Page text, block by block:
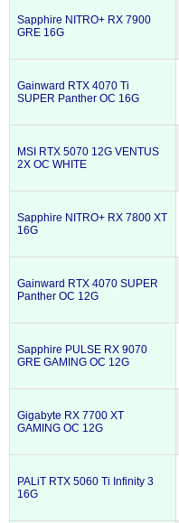
Sapphire NITRO+ RX 7900
GRE 16G
Gainward RTX 4070 Ti
SUPER Panther OC 16G
MSI RTX 5070 12G VENTUS
2X OC WHITE
Sapphire NITRO+ RX 7800 XT
16G
Gainward RTX 4070 SUPER
Panther OC 12G
Sapphire PULSE RX 9070
GRE GAMING OC 12G
Gigabyte RX 7700 XT
GAMING OC 12G
PALiT RTX 5060 Ti Infinity 3
16G